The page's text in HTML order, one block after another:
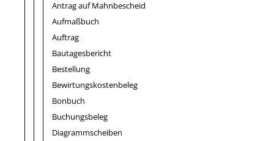
Antrag auf Mahnbescheid
Aufmaßbuch
Auftrag
Bautagesbericht
Bestellung
Bewirtungskostenbeleg
Bonbuch
Buchungsbeleg
Diagrammscheiben